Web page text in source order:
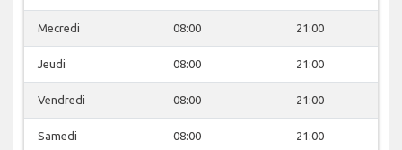
Mecredi 08:00 21:00
Jeudi 08:00 21:00
Vendredi 08:00 21:00
Samedi 08:00 21:00